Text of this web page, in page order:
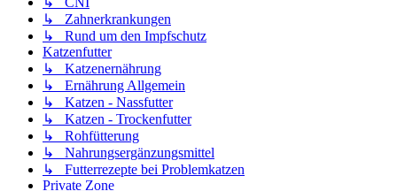
↳ Zahnerkrankungen
↳ Rund um den Impfschutz
Katzenfutter
↳ Katzenernährung
↳ Ernährung Allgemein
↳ Katzen - Nassfutter
↳ Katzen - Trockenfutter
↳ Rohfütterung
↳ Nahrungsergänzungsmittel
↳ Futterrezepte bei Problemkatzen
Private Zone